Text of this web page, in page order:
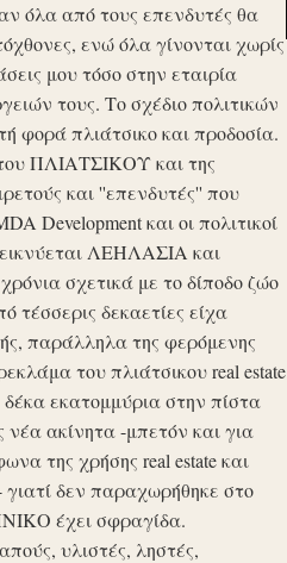
όλα από τους επενδυτές θα
ενώ όλα γίνονται χωρίς
μου τόσο στην εταιρία
τους. Το σχέδιο πολιτικών
φορά πλιάτσικο και προδοσία.
ΠΛΙΑΤΣΙΚΟΥ και της
και ''επενδυτές'' που
Development και οι πολιτικοί
ΛΕΗΛΑΣΙΑ και
σχετικά με το δίποδο ζώο
δεκαετίες είχα
παράλληλα της φερόμενης
του πλιάτσικου real estate
εκατομμύρια στην πίστα
ακίνητα -μπετόν και για
της χρήσης real estate και
δεν παραχωρήθηκε στο
έχει σφραγίδα.
υλιστές, ληστές,